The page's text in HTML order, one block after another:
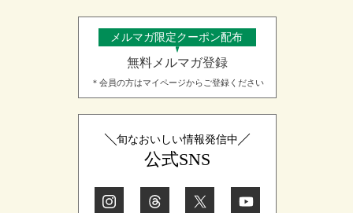
メルマガ限定クーポン配布
無料メルマガ登録
＊会員の方はマイページからご登録ください
旬なおいしい情報発信中
公式SNS